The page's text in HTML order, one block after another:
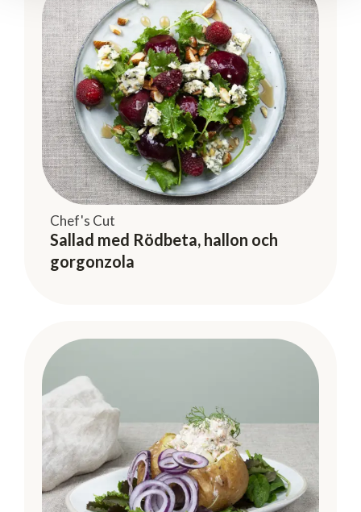
Chef's Cut
Sallad med Rödbeta, hallon och
gorgonzola